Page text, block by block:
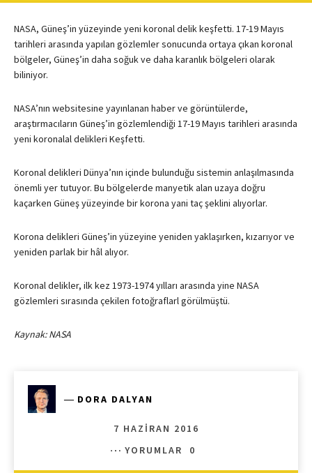
NASA, Güneş’in yüzeyinde yeni koronal delik keşfetti. 17-19 Mayıs
tarihleri arasında yapılan gözlemler sonucunda ortaya çıkan koronal
bölgeler, Güneş’in daha soğuk ve daha karanlık bölgeleri olarak
biliniyor.
NASA’nın websitesine yayınlanan haber ve görüntülerde,
araştırmacıların Güneş’in gözlemlendiği 17-19 Mayıs tarihleri arasında
yeni koronalal delikleri Keşfetti.
Koronal delikleri Dünya’nın içinde bulunduğu sistemin anlaşılmasında
önemli yer tutuyor. Bu bölgelerde manyetik alan uzaya doğru
kaçarken Güneş yüzeyinde bir korona yani taç şeklini alıyorlar.
Korona delikleri Güneş’in yüzeyine yeniden yaklaşırken, kızarıyor ve
yeniden parlak bir hâl alıyor.
Koronal delikler, ilk kez 1973-1974 yılları arasında yine NASA
gözlemleri sırasında çekilen fotoğraflarl görülmüştü.
Kaynak: NASA
― DORA DALYAN
7 HAZIRAN 2016
YORUMLAR
0